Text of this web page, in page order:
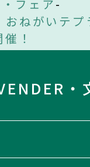
フェア-
おねがいテ
！
・